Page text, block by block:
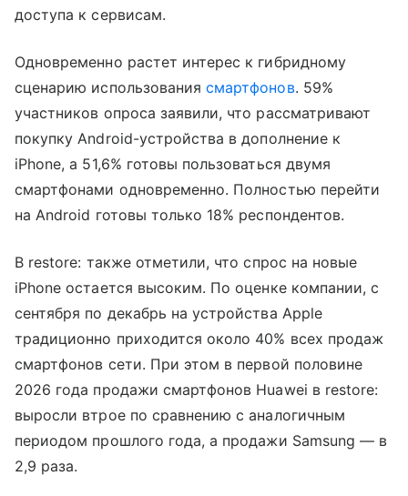
доступа к сервисам.
Одновременно растет интерес к гибридному
сценарию использованиясмартфонов. 59%
участников опроса заявили, что рассматривают
покупку Android-устройства в дополнение к
iPhone, а 51,6% готовы пользоваться двумя
смартфонами одновременно. Полностью перейти
на Android готовы только 18% респондентов.
В restore: также отметили, что спрос на новые
iPhone остается высоким. По оценке компании, с
сентября по декабрь на устройства Apple
традиционно приходится около 40% всех продаж
смартфонов сети. При этом в первой половине
2026 года продажи смартфонов Huawei в restore:
выросли втрое по сравнению с аналогичным
периодом прошлого года, а продажи Samsung — в
2,9 раза.